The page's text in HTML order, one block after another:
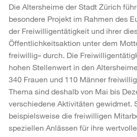
Die Altersheime der Stadt Zürich
besondere Projekt im Rahmen des
der Freiwilligentätigkeit und ihrer
Öffentlichkeitsaktion unter dem
freiwillig» durch. Die
hohen Stellenwert in den
340 Frauen und 110 Männer
Thema sind deshalb von Mai bis
verschiedene Aktivitäten gewidmet.
beispielsweise die freiwilligen
speziellen Anlässen für ihre